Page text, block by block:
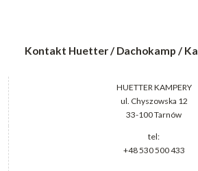
Kontakt Huetter / Dachokamp /
HUETTER KAMPERY
ul. Chyszowska 12
33-100 Tarnów
tel:
+48 530 500 433